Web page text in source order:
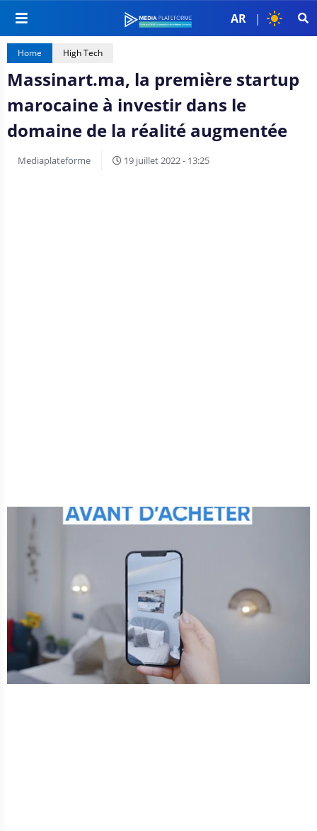
AR |
Home High Tech
Massinart.ma, la première startup
marocaine à investir dans le
domaine de la réalité augmentée
Mediaplateforme 19 juillet 2022 - 13:25